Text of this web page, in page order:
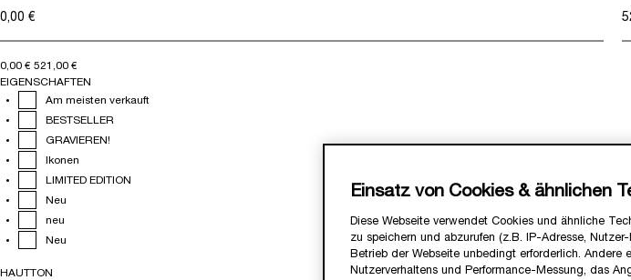
0,00 € 521,00 €
EIGENSCHAFTEN
Am meisten verkauft
BESTSELLER
GRAVIEREN!
Ikonen
LIMITED EDITION
Neu
neu
Neu
HAUTTON
Einsatz von Cookies & ähnlichen
Diese Webseite verwendet Cookies und ähnliche
zu speichern und abzurufen (z.B. IP-Adresse,
Betrieb der Webseite unbedingt erforderlich. Andere
Nutzerverhaltens und Performance-Messung, das